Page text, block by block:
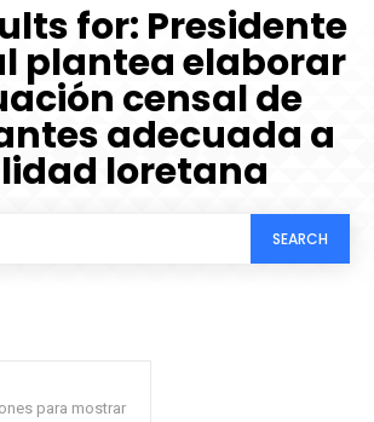
for: Presidente
plantea elaborar
censal de
adecuada a
loretana
SEARCH
para mostrar